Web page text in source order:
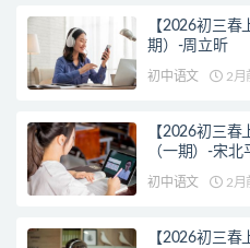
【2026初三春
期）-周立昕
初中语文 2月
【2026初三春
（一期）-宋北
初中语文 2月
【2026初三春